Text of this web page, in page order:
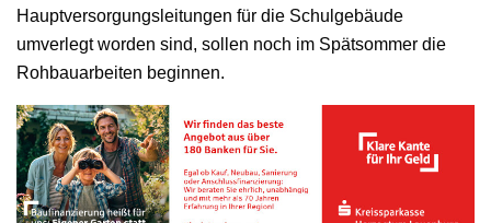
Hauptversorgungsleitungen für die Schulgebäude
umverlegt worden sind, sollen noch im Spätsommer die
Rohbauarbeiten beginnen.